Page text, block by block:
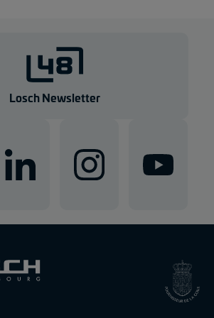
Losch Newsletter